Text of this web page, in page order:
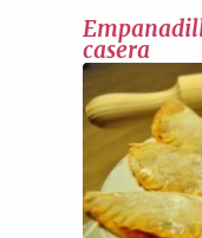
casera